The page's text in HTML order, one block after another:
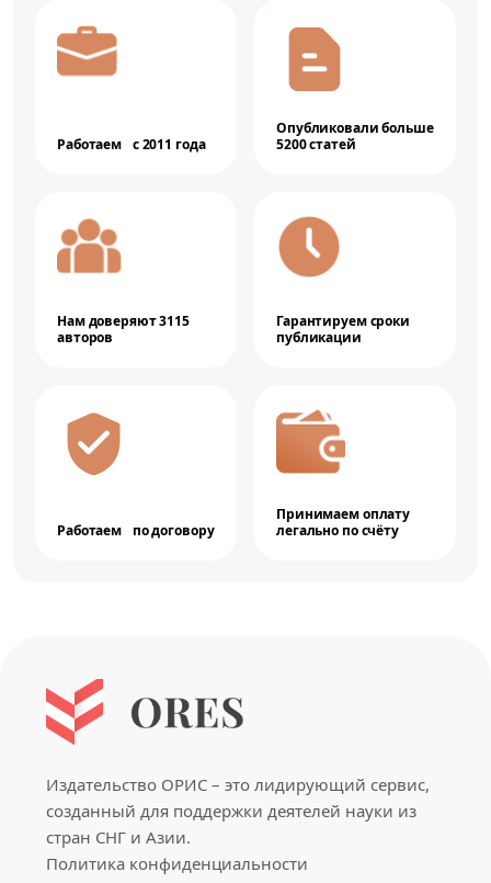
Работаем с 2011 года
Опубликовали больше
5200 статей
Нам доверяют 3115
авторов
Гарантируем сроки
публикации
Работаем по договору
Принимаем оплату
легально по счёту
Издательство ОРИС – это лидирующий сервис,
созданный для поддержки деятелей науки из
стран СНГ и Азии.
Политика конфиденциальности